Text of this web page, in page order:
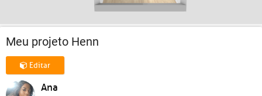
Meu projeto Henn
Editar
Ana